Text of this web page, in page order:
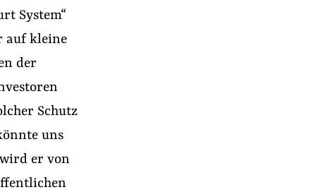
System“
auf kleine
der
Schutz
uns
er von